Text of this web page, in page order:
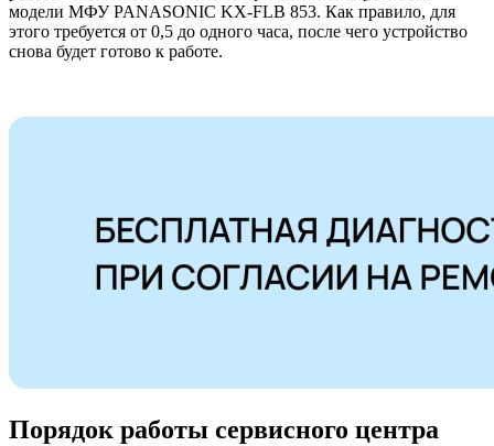
модели МФУ PANASONIC KX-FLB 853. Как правило, для
этого требуется от 0,5 до одного часа, после чего устройство
снова будет готово к работе.
Порядок работы сервисного центра